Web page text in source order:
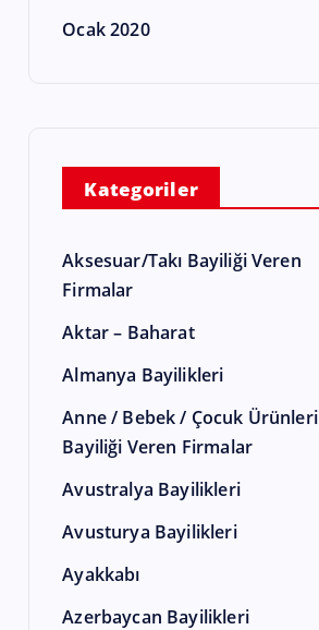
Ocak 2020
Kategoriler
Aksesuar/Takı Bayiliği Veren
Firmalar
Aktar – Baharat
Almanya Bayilikleri
Anne / Bebek / Çocuk Ürünleri
Bayiliği Veren Firmalar
Avustralya Bayilikleri
Avusturya Bayilikleri
Ayakkabı
Azerbaycan Bayilikleri